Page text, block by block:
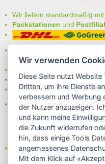
Wir liefern standardmäßig mit
Packstationen und
auswählen:
- Rechnung
- Lastschrift/Bankeinzug
Das Internetsiegel
Partner von:
Wine in Moderation -
Wir verwenden
Diese Seite nutzt
Dritten, um ihre Dienste
verbessern und Werbung
der Nutzer anzuzeigen.
und kann meine
die Zukunft widerrufen
hin, dass einige Tools
angemessenes
Mit dem Klick auf